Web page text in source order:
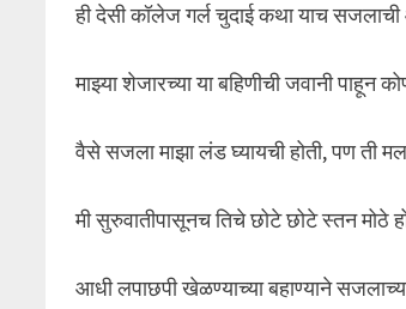
ही देसी कॉलेज गर्ल चुदाई कथा याच
माझ्या शेजारच्या या बहिणीची जवानी पाहून
वैसे सजला माझा लंड घ्यायची होती, पण ती
मी सुरुवातीपासूनच तिचे छोटे छोटे स्तन मोठे
आधी लपाछपी खेळण्याच्या बहाण्याने